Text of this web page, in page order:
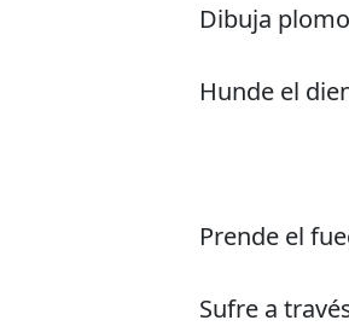
Dibuja
Hunde el
Prende el
Sufre a